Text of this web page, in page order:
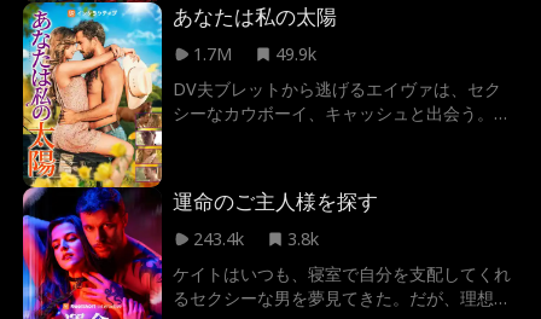
あなたは私の太陽
1.7M
49.9k
DV夫ブレットから逃げるエイヴァは、セク
シーなカウボーイ、キャッシュと出会う。彼
に、キャッシュの過去に関わる秘密、そして
元恋人マディとその娘ジョージーの出現が、
新たな波乱を呼ぶ。土地を巡る争い、複雑に
じ、数々の困難を乗り越えていくエイヴァ。
彼女は果たして、真の幸せを掴むことができ
運命のご主人様を探す
243.4k
3.8k
ケイトはいつも、寝室で自分を支配してくれ
るセクシーな男を夢見てきた。だが、理想の